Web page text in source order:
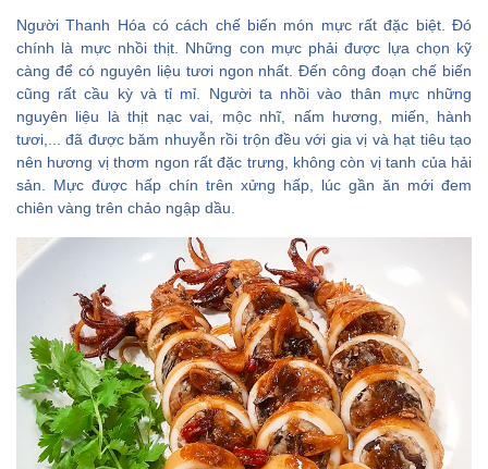
Người Thanh Hóa có cách chế biến món mực rất đặc biệt. Đó
chính là mực nhồi thịt. Những con mực phải được lựa chọn kỹ
càng để có nguyên liệu tươi ngon nhất. Đến công đoạn chế biến
cũng rất cầu kỳ và tỉ mỉ. Người ta nhồi vào thân mực những
nguyên liệu là thịt nạc vai, mộc nhĩ, nấm hương, miến, hành
tươi,... đã được băm nhuyễn rồi trộn đều với gia vị và hạt tiêu tạo
nên hương vị thơm ngon rất đặc trưng, không còn vị tanh của hải
sản. Mực được hấp chín trên xửng hấp, lúc gần ăn mới đem
chiên vàng trên chảo ngập dầu.